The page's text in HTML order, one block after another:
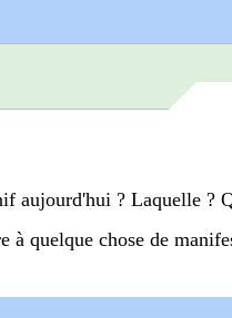
aujourd'hui ? Laquelle ?
à quelque chose de